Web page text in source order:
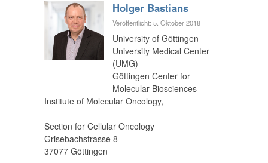
Holger Bastians
Veröffentlicht: 5. Oktober 2018
University of Göttingen
University Medical Center
(UMG)
Göttingen Center for
Molecular Biosciences
Institute of Molecular Oncology,
Section for Cellular Oncology
Grisebachstrasse 8
37077 Göttingen